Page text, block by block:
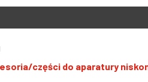
części do aparatury